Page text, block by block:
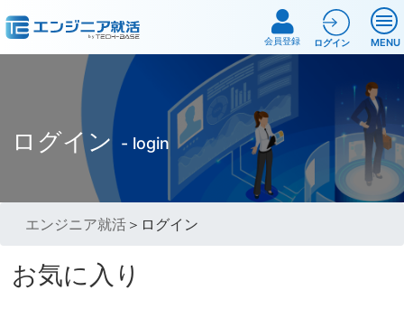
MENU
会員登録 ログイン
ログイン - login
エンジニア就活 ＞ログイン
お気に入り